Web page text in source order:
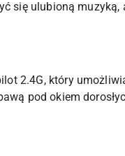
się ulubioną muzyką,
2.4G, który
pod okiem